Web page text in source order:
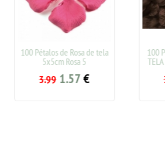
100 Pétalos de Rosa de tela
5x5cm Rosa 5
3.99 1.57€
100